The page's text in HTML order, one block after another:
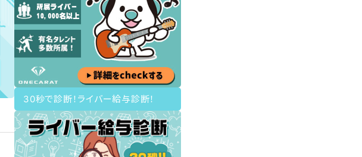
30秒で診断！ライバー給与診断！